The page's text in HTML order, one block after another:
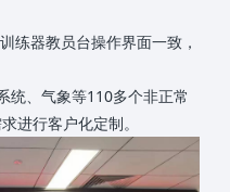
练器教员台操作界面一致，
统、气象等110多个非正常
进行客户化定制。